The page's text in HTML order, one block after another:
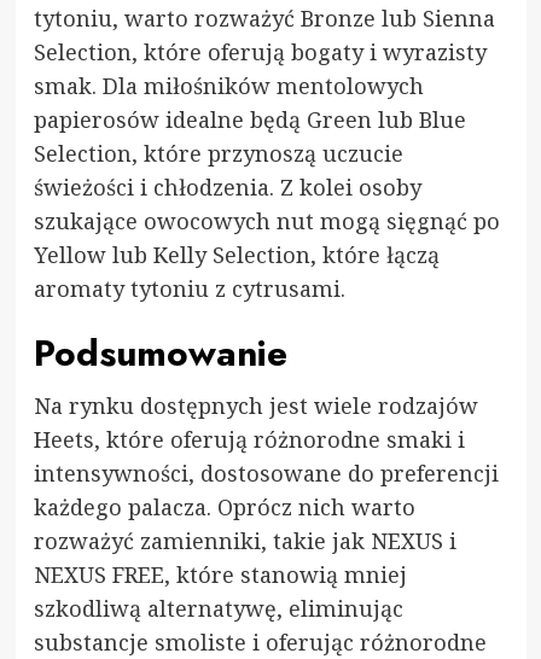
tytoniu, warto rozważyć Bronze lub Sienna
Selection, które oferują bogaty i wyrazisty
smak. Dla miłośników mentolowych
papierosów idealne będą Green lub Blue
Selection, które przynoszą uczucie
świeżości i chłodzenia. Z kolei osoby
szukające owocowych nut mogą sięgnąć po
Yellow lub Kelly Selection, które łączą
aromaty tytoniu z cytrusami.
Podsumowanie
Na rynku dostępnych jest wiele rodzajów
Heets, które oferują różnorodne smaki i
intensywności, dostosowane do preferencji
każdego palacza. Oprócz nich warto
rozważyć zamienniki, takie jak NEXUS i
NEXUS FREE, które stanowią mniej
szkodliwą alternatywę, eliminując
substancje smoliste i oferując różnorodne